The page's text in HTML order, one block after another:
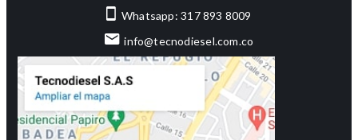
Whatsapp: 317 893 8009
info@tecnodiesel.com.co